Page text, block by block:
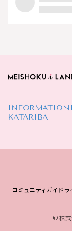
INFORMATION
KATARIBA
コミュニティガイドラ
© 株式